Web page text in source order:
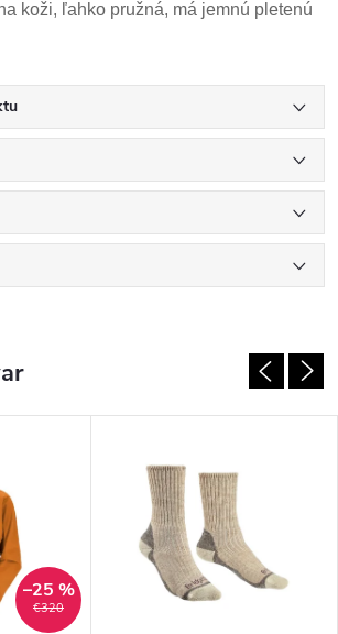
koži, ľahko pružná, má jemnú pletenú
€320
–25 %